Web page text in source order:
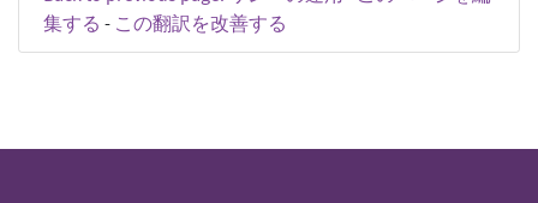
集する - この翻訳を改善する